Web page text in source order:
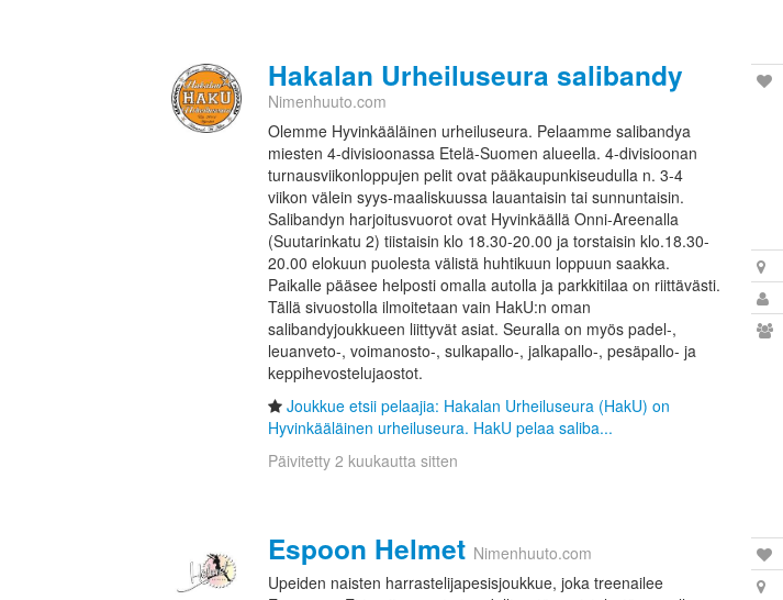
Hakalan Urheiluseura salibandy
Nimenhuuto.com
Olemme Hyvinkääläinen urheiluseura. Pelaamme salibandya
miesten 4-divisioonassa Etelä-Suomen alueella. 4-divisioonan
turnausviikonloppujen pelit ovat pääkaupunkiseudulla n. 3-4
viikon välein syys-maaliskuussa lauantaisin tai sunnuntaisin.
Salibandyn harjoitusvuorot ovat Hyvinkäällä Onni-Areenalla
(Suutarinkatu 2) tiistaisin klo 18.30-20.00 ja torstaisin klo.18.30-
20.00 elokuun puolesta välistä huhtikuun loppuun saakka.
Paikalle pääsee helposti omalla autolla ja parkkitilaa on riittävästi.
Tällä sivuostolla ilmoitetaan vain HakU:n oman
salibandyjoukkueen liittyvät asiat. Seuralla on myös padel-,
leuanveto-, voimanosto-, sulkapallo-, jalkapallo-, pesäpallo- ja
keppihevostelujaostot.
Joukkue etsii pelaajia: Hakalan Urheiluseura (HakU) on
Hyvinkääläinen urheiluseura. HakU pelaa saliba...
Päivitetty 2 kuukautta sitten
Espoon Helmet Nimenhuuto.com
Upeiden naisten harrastelijapesisjoukkue, joka treenailee